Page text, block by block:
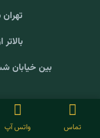
بین خیابان
محفوظ است.
تماس واتس آپ